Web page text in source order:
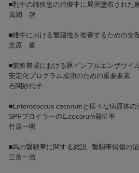
■乳牛の蹄疾患の治療中に局所塗布された
風間 啓
■雄牛における繁殖性を改善するための
北原 豪
■繁殖農場における豚インフルエンザウイル
安定化プログラム成功のための重要
石関紗代子
■Enterococcus cecorumと様々な病原体の
SPFブロイラーのE.cecorum発症率
竹原一明
■馬の繋靱帯に関する総説─繋靱帯損傷の
三角一浩